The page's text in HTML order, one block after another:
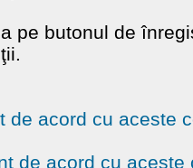
pe butonul de
de acord cu aceste
de acord cu